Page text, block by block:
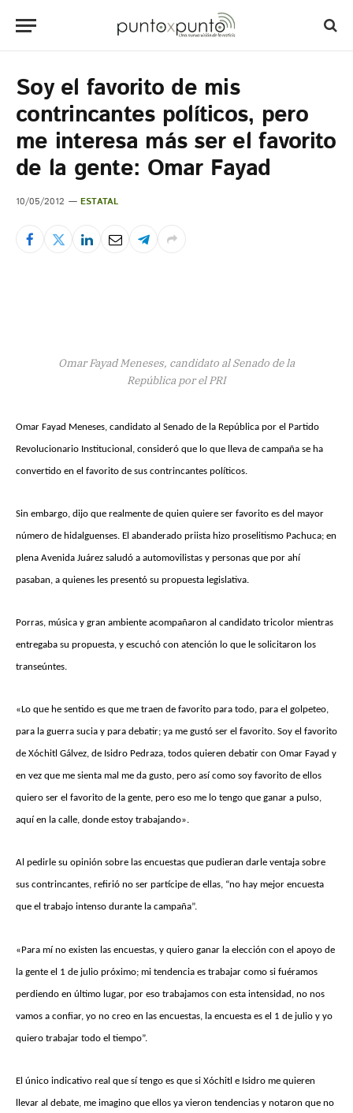
Soy el favorito de mis
contrincantes políticos, pero
me interesa más ser el favorito
de la gente: Omar Fayad
10/05/2012 ESTATAL
Omar Fayad Meneses, candidato al Senado de la
República por el PRI
Omar Fayad Meneses, candidato al Senado de la República por el Partido
Revolucionario Institucional, consideró que lo que lleva de campaña se ha
convertido en el favorito de sus contrincantes políticos.
Sin embargo, dijo que realmente de quien quiere ser favorito es del mayor
número de hidalguenses. El abanderado priista hizo proselitismo Pachuca; en
plena Avenida Juárez saludó a automovilistas y personas que por ahí
pasaban, a quienes les presentó su propuesta legislativa.
Porras, música y gran ambiente acompañaron al candidato tricolor mientras
entregaba su propuesta, y escuchó con atención lo que le solicitaron los
transeúntes.
«Lo que he sentido es que me traen de favorito para todo, para el golpeteo,
para la guerra sucia y para debatir; ya me gustó ser el favorito. Soy el favorito
de Xóchitl Gálvez, de Isidro Pedraza, todos quieren debatir con Omar Fayad y
en vez que me sienta mal me da gusto, pero así como soy favorito de ellos
quiero ser el favorito de la gente, pero eso me lo tengo que ganar a pulso,
aquí en la calle, donde estoy trabajando».
Al pedirle su opinión sobre las encuestas que pudieran darle ventaja sobre
sus contrincantes, refirió no ser partícipe de ellas, “no hay mejor encuesta
que el trabajo intenso durante la campaña”.
«Para mí no existen las encuestas, y quiero ganar la elección con el apoyo de
la gente el 1 de julio próximo; mi tendencia es trabajar como si fuéramos
perdiendo en último lugar, por eso trabajamos con esta intensidad, no nos
vamos a confiar, yo no creo en las encuestas, la encuesta es el 1 de julio y yo
quiero trabajar todo el tiempo”.
El único indicativo real que sí tengo es que si Xóchitl e Isidro me quieren
llevar al debate, me imagino que ellos ya vieron tendencias y notaron que no